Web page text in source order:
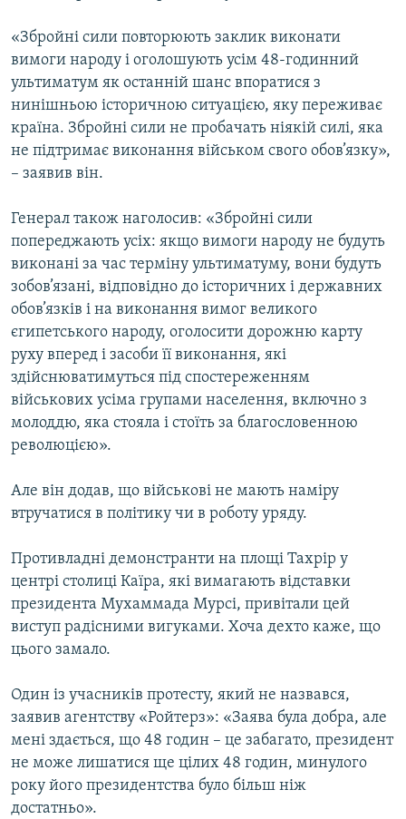
«Збройні сили повторюють заклик виконати
вимоги народу і оголошують усім 48-годинний
ультиматум як останній шанс впоратися з
нинішньою історичною ситуацією, яку переживає
країна. Збройні сили не пробачать ніякій силі, яка
не підтримає виконання військом свого обов’язку»,
– заявив він.
Генерал також наголосив: «Збройні сили
попереджають усіх: якщо вимоги народу не будуть
виконані за час терміну ультиматуму, вони будуть
зобов’язані, відповідно до історичних і державних
обов’язків і на виконання вимог великого
єгипетського народу, оголосити дорожню карту
руху вперед і засоби її виконання, які
здійснюватимуться під спостереженням
військових усіма групами населення, включно з
молоддю, яка стояла і стоїть за благословенною
революцією».
Але він додав, що військові не мають наміру
втручатися в політику чи в роботу уряду.
Противладні демонстранти на площі Тахрір у
центрі столиці Каїра, які вимагають відставки
президента Мухаммада Мурсі, привітали цей
виступ радісними вигуками. Хоча дехто каже, що
цього замало.
Один із учасників протесту, який не назвався,
заявив агентству «Ройтерз»: «Заява була добра, але
мені здається, що 48 годин – це забагато, президент
не може лишатися ще цілих 48 годин, минулого
року його президентства було більш ніж
достатньо».